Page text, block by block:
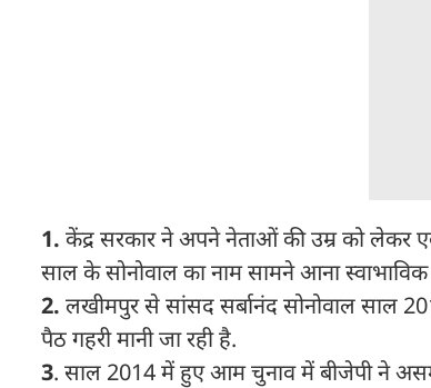
1. केंद्र सरकार ने अपने नेताओं की उम्र को लेकर
साल के सोनोवाल का नाम सामने आना
2. लखीमपुर से सांसद सर्बानंद सोनोवाल साल
पैठ गहरी मानी जा रही है.
3. साल 2014 में हुए आम चुनाव में बीजेपी ने असम